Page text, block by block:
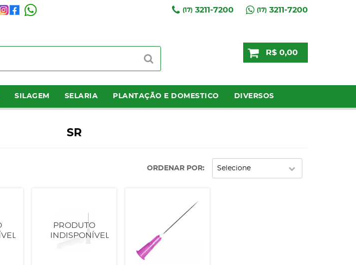
(17)3211-7200 (17)3211-7200
R$ 0,00
SILAGEM SELARIA PLANTAÇÃO E DOMESTICO DIVERSOS
SR
ORDENAR POR Selecione